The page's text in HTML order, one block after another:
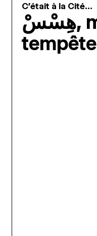
C'était à la Cité...
هِسْسْ, murmures de
tempête